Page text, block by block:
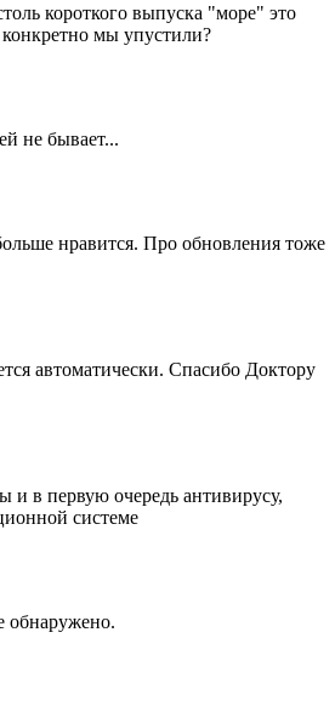
короткого выпуска "море" это
мы упустили?
не бывает...
нравится. Про обновления тоже
автоматически. Спасибо Доктору
и в первую очередь антивирусу,
системе
обнаружено.